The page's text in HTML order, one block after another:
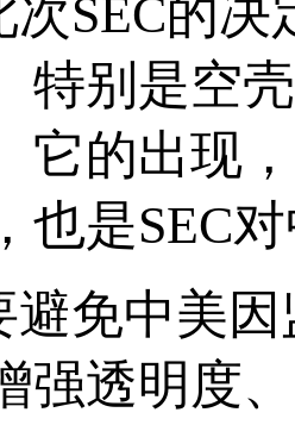
次SEC的
特别是空
它的出现
也是SEC
避免中美
强透明度